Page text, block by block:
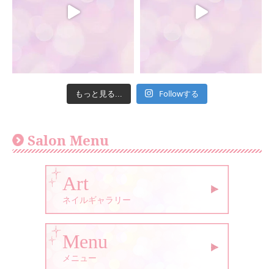
もっと見る... Followする
Salon Menu
Art
ネイルギャラリー
Menu
メニュー